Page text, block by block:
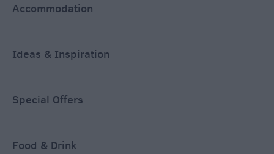
Accommodation
Ideas & Inspiration
Special Offers
Food & Drink